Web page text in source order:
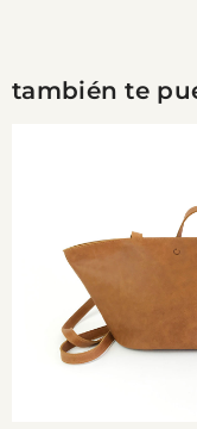
también te